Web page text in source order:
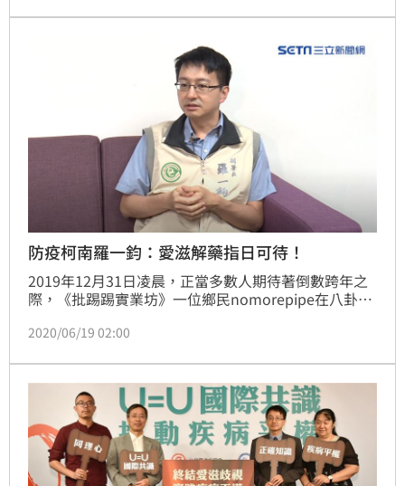
關。（記者：陳弋）
防疫柯南羅一鈞：愛滋解藥指日可待！
2019年12月31日凌晨，正當多數人期待著倒數跨年之
際，《批踢踢實業坊》一位鄉民nomorepipe在八卦板
病毒群聚感染？」的文章，提及華南海鮮市場出現類
的注意，羅一鈞很快察覺有異，馬上向中國查證，當日
通知世界衛生組織（WHO），點燃我國超前布署的契
機。（記者：陳弋）
2020/06/19 02:00